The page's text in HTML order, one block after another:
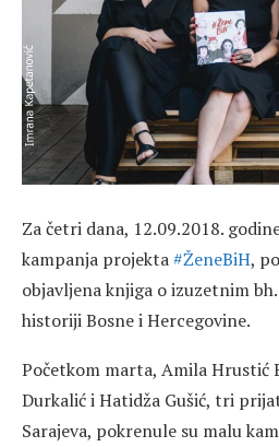
Za četri dana, 12.09.2018.
kampanja projekta#ŽeneBiH,
objavljena knjiga o izuzetnim
historiji Bosne i Hercegovine.
Početkom marta, Amila Hrustić
Durkalić i Hatidža Gušić, tri
Sarajeva, pokrenule su malu